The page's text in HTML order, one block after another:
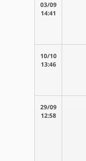
03/09
14:41
10/10
13:46
29/09
12:58